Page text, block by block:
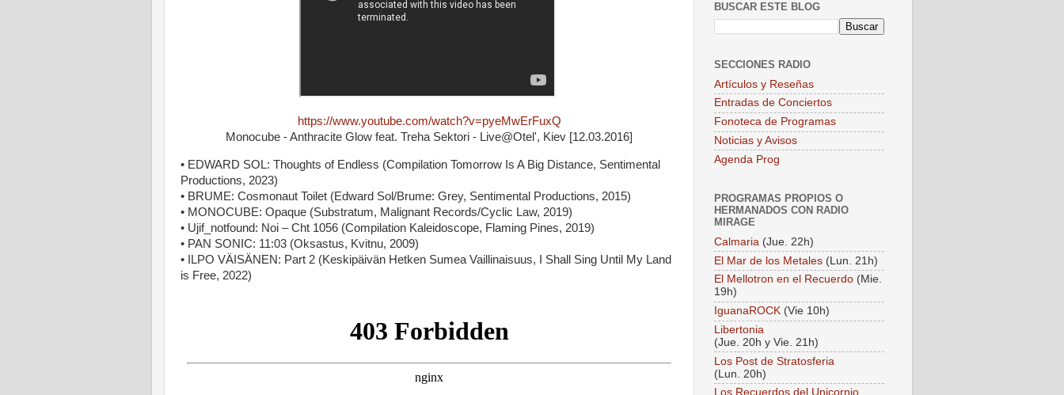
https://www.youtube.com/watch?v=pyeMwErFuxQ
Monocube - Anthracite Glow feat. Treha Sektori - Live@Otel', Kiev [12.03.2016]
• EDWARD SOL: Thoughts of Endless (Compilation Tomorrow Is A Big Distance, Sentimental
Productions, 2023)
• BRUME: Cosmonaut Toilet (Edward Sol/Brume: Grey, Sentimental Productions, 2015)
• MONOCUBE: Opaque (Substratum, Malignant Records/Cyclic Law, 2019)
• Ujif_notfound: Noi – Cht 1056 (Compilation Kaleidoscope, Flaming Pines, 2019)
• PAN SONIC: 11:03 (Oksastus, Kvitnu, 2009)
• ILPO VÄISÄNEN: Part 2 (Keskipäivän Hetken Sumea Vaillinaisuus, I Shall Sing Until My Land
is Free, 2022)
BUSCAR ESTE BLOG
SECCIONES RADIO
Artículos y Reseñas
Entradas de Conciertos
Fonoteca de Programas
Noticias y Avisos
Agenda Prog
PROGRAMAS PROPIOS O
HERMANADOS CON RADIO
MIRAGE
Calmaria (Jue. 22h)
El Mar de los Metales (Lun. 21h)
El Mellotron en el Recuerdo (Mie.
19h)
IguanaROCK (Vie 10h)
Libertonia
(Jue. 20h y Vie. 21h)
Los Post de Stratosferia
(Lun. 20h)
Los Recuerdos del Unicornio